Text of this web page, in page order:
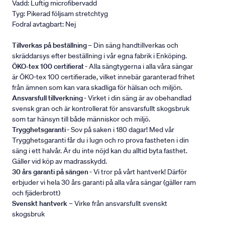
Vadd: Luftig microfibervadd
Tyg: Pikerad följsam stretchtyg
Fodral avtagbart: Nej
Tillverkas på beställning– Din säng handtillverkas och
skräddarsys efter beställning i vår egna fabrik i Enköping.
ÖKO-tex 100 certifierat- Alla sängtygerna i alla våra sängar
är ÖKO-tex 100 certifierade, vilket innebär garanterad frihet
från ämnen som kan vara skadliga för hälsan och miljön.
Ansvarsfull tillverkning- Virket i din säng är av obehandlad
svensk gran och är kontrollerat för ansvarsfullt skogsbruk
som tar hänsyn till både människor och miljö.
Trygghetsgaranti- Sov på saken i 180 dagar! Med vår
Trygghetsgaranti får du i lugn och ro prova fastheten i din
säng i ett halvår. Är du inte nöjd kan du alltid byta fasthet.
Gäller vid köp av madrasskydd.
30 års garanti på sängen- Vi tror på vårt hantverk! Därför
erbjuder vi hela 30 års garanti på alla våra sängar (gäller ram
och fjäderbrott)
Svenskt hantverk– Virke från ansvarsfullt svenskt
skogsbruk